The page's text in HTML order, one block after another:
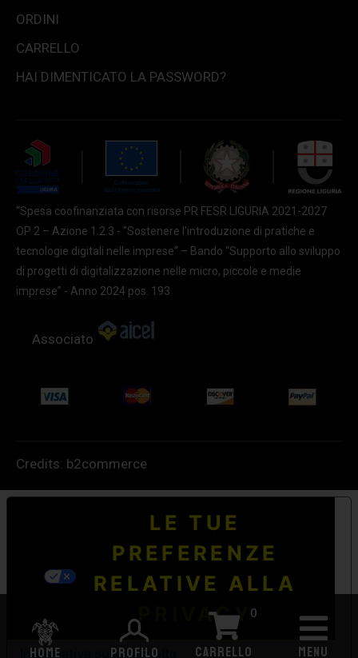
HOME PROFILO CARRELLO
0
MENU
ORDINI
CARRELLO
HAI DIMENTICATO LA PASSWORD?
“Spesa coofinanziata con risorse PR FESR LIGURIA 2021-2027
OP 2 – Azione 1.2.3 - "Sostenere l'introduzione di pratiche e
tecnologie digitali nelle imprese” – Bando “Supporto allo sviluppo
di progetti di digitalizzazione nelle micro, piccole e medie
imprese” - Anno 2024 pos. 193
Associato
Credits: b2commerce
Informativa sulla raccolta
LE TUE
PREFERENZE
RELATIVE ALLA
PRIVACY